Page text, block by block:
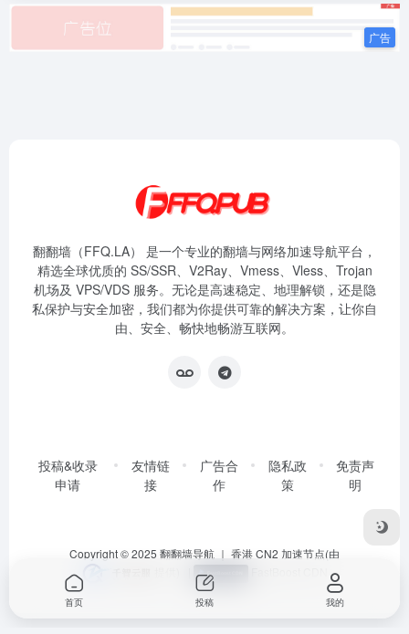
翻翻墙（FFQ.LA） 是一个专业的翻墙与网络加速导航平台，
精选全球优质的 SS/SSR、V2Ray、Vmess、Vless、Trojan
机场及 VPS/VDS 服务。无论是高速稳定、地理解锁，还是隐
私保护与安全加密，我们都为你提供可靠的解决方案，让你自
由、安全、畅快地畅游互联网。
投稿&收录
申请
友情链
接
广告合
作
隐私政
策
免责声
明
Copyright © 2025 翻翻墙导航 ｜ 香港 CN2 加速节点(由
首页 投稿 我的